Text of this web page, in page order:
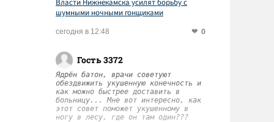
Власти Нижнекамска усилят борьбу с
шумными ночными гонщиками
сегодня в 12:48 0
Гость 3372
Ядрён батон, врачи советуют
обездвижить укушенную конечность и
как можно быстрее доставить в
больницу... Мне вот интересно, как
этот совет поможет укушенному в
ногу в лесу, где он там один???